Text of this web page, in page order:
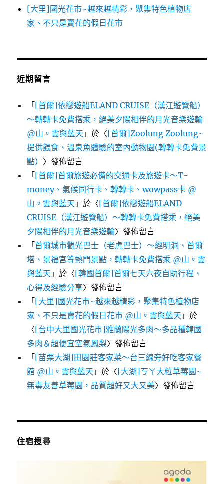
[大里]國光花市~越來越精彩，聚集特色植物店
家、不只是賣花的假日花市
近期留言
「[首爾]依戀遊船ELAND CRUISE（漢江遊覽船）
～轉轉卡免費搭乘，絕美夕陽相伴的月光音樂遊輪
@山。雲與藍天 」於〈[首爾]Zoolung Zoolung~
提供餵食、溫泉魚體驗的室內動物園(轉轉卡免費景
點） 〉發佈留言
「[首爾]首爾旅遊必備的交通卡及旅遊卡～T-
money、氣候同行卡、轉轉卡、wowpass卡 @
山。雲與藍天 」於〈[首爾]依戀遊船ELAND
CRUISE（漢江遊覽船）～轉轉卡免費搭乘，絕美
夕陽相伴的月光音樂遊輪〉發佈留言
「首爾城市觀光巴士（老虎巴士）～經明洞、首爾
塔、景福宮等熱門景點，轉轉卡免費搭乘 @山。雲
與藍天 」於〈[韓國首爾]首爾七天六夜自助行程、
心得及經驗分享〉發佈留言
「[大里]國光花市~越來越精彩，聚集特色植物店
家、不只是賣花的假日花市 @山。雲與藍天 」於
〈[台中大里國光花市]雅蘭陽光多肉～多品種韓國
多肉＆超便宜空氣鳳梨〉發佈留言
「[苗栗大湖]田園莊客家菜～台三線旁好吃客家餐
館 @山。雲與藍天 」於〈[大湖]ㄎㄚ大粒草莓園~
無毒友善草莓園，品質超好又大又美〉發佈留言
住宿搜尋